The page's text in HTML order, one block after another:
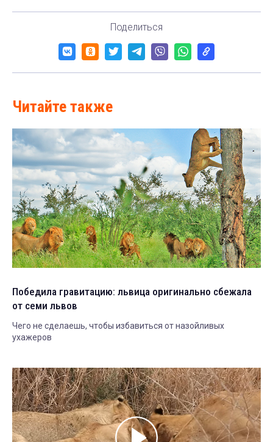
Поделиться
Читайте также
Победила гравитацию: львица оригинально сбежала
от семи львов
Чего не сделаешь, чтобы избавиться от назойливых
ухажеров